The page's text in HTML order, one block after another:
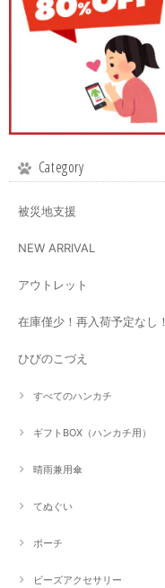
Category
被災地支援
NEW ARRIVAL
アウトレット
在庫僅少！再入荷予定なし！
ひびのこづえ
すべてのハンカチ
ギフトBOX（ハンカチ用）
晴雨兼用傘
てぬぐい
ポーチ
ビーズアクセサリー